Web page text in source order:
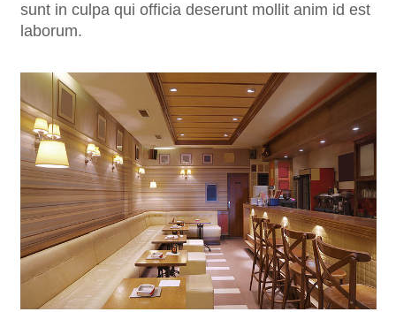
sunt in culpa qui officia deserunt mollit anim id est
laborum.